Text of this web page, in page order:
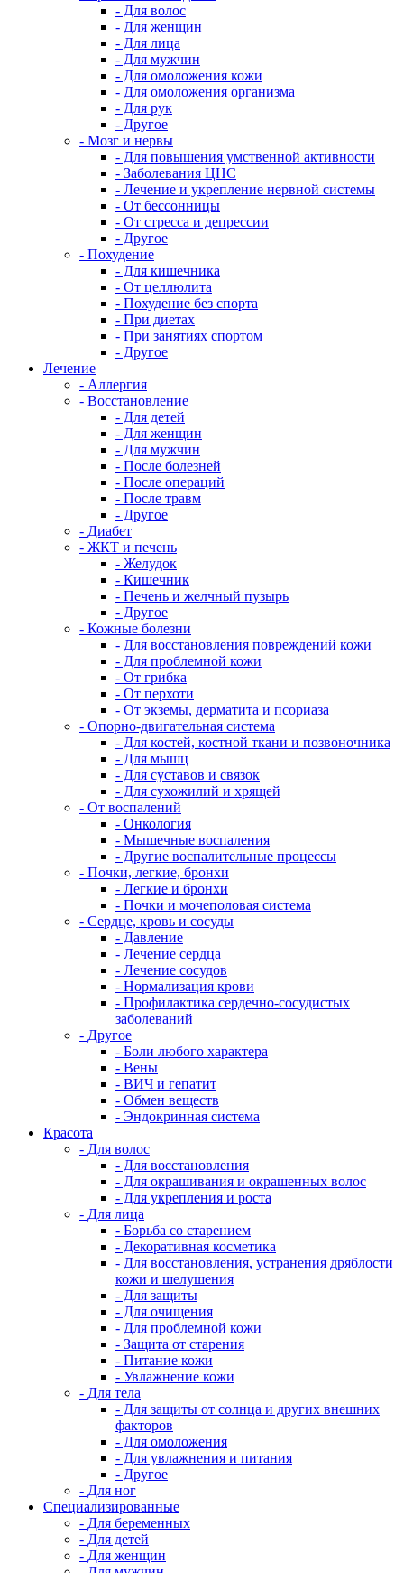
- Для волос
- Для женщин
- Для лица
- Для мужчин
- Для омоложения кожи
- Для омоложения организма
- Для рук
- Другое
- Мозг и нервы
- Для повышения умственной активности
- Заболевания ЦНС
- Лечение и укрепление нервной системы
- От бессонницы
- От стресса и депрессии
- Другое
- Похудение
- Для кишечника
- От целлюлита
- Похудение без спорта
- При диетах
- При занятиях спортом
- Другое
Лечение
- Аллергия
- Восстановление
- Для детей
- Для женщин
- Для мужчин
- После болезней
- После операций
- После травм
- Другое
- Диабет
- ЖКТ и печень
- Желудок
- Кишечник
- Печень и желчный пузырь
- Другое
- Кожные болезни
- Для восстановления повреждений кожи
- Для проблемной кожи
- От грибка
- От перхоти
- От экземы, дерматита и псориаза
- Опорно-двигательная система
- Для костей, костной ткани и позвоночника
- Для мышц
- Для суставов и связок
- Для сухожилий и хрящей
- От воспалений
- Онкология
- Мышечные воспаления
- Другие воспалительные процессы
- Почки, легкие, бронхи
- Легкие и бронхи
- Почки и мочеполовая система
- Сердце, кровь и сосуды
- Давление
- Лечение сердца
- Лечение сосудов
- Нормализация крови
- Профилактика сердечно-сосудистых
заболеваний
- Другое
- Боли любого характера
- Вены
- ВИЧ и гепатит
- Обмен веществ
- Эндокринная система
Красота
- Для волос
- Для восстановления
- Для окрашивания и окрашенных волос
- Для укрепления и роста
- Для лица
- Борьба со старением
- Декоративная косметика
- Для восстановления, устранения дряблости
кожи и шелушения
- Для защиты
- Для очищения
- Для проблемной кожи
- Защита от старения
- Питание кожи
- Увлажнение кожи
- Для тела
- Для защиты от солнца и других внешних
факторов
- Для омоложения
- Для увлажнения и питания
- Другое
- Для ног
Специализированные
- Для беременных
- Для детей
- Для женщин